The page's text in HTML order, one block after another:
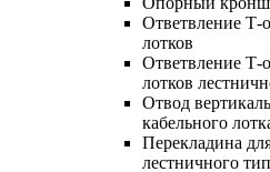
Ответвление Т-
лотков
Ответвление Т-
лотков
Отвод
кабельного
Перекладина
лестничного